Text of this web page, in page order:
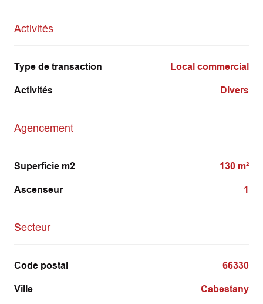
Activités
Type de transaction Local commercial
Activités Divers
Agencement
Superficie m2 130 m²
Ascenseur 1
Secteur
Code postal 66330
Ville Cabestany